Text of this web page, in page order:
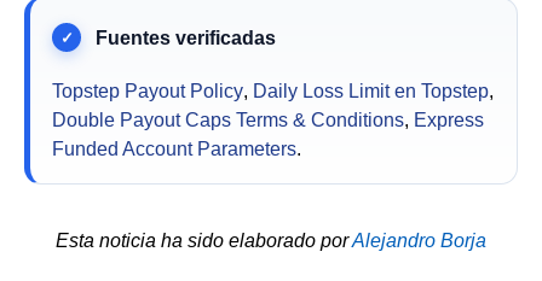
Topstep Payout Policy, Daily Loss Limit en Topstep,
Double Payout Caps Terms & Conditions, Express
Funded Account Parameters.
Esta noticia ha sido elaborado porAlejandro Borja